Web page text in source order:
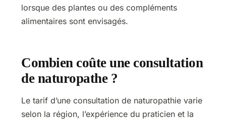
lorsque des plantes ou des compléments
alimentaires sont envisagés.
Combien coûte une consultation
de naturopathe ?
Le tarif d’une consultation de naturopathie varie
selon la région, l’expérience du praticien et la